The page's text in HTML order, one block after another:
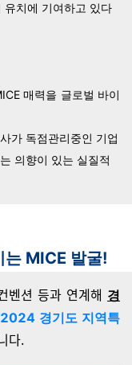
치에 기여하고 있다
매력을 글로벌 바이
가 독점관리중인 기업
의향이 있는 실질적
는 MICE 발굴!
벤션 등과 연계해 경
경기도 지역특
다.